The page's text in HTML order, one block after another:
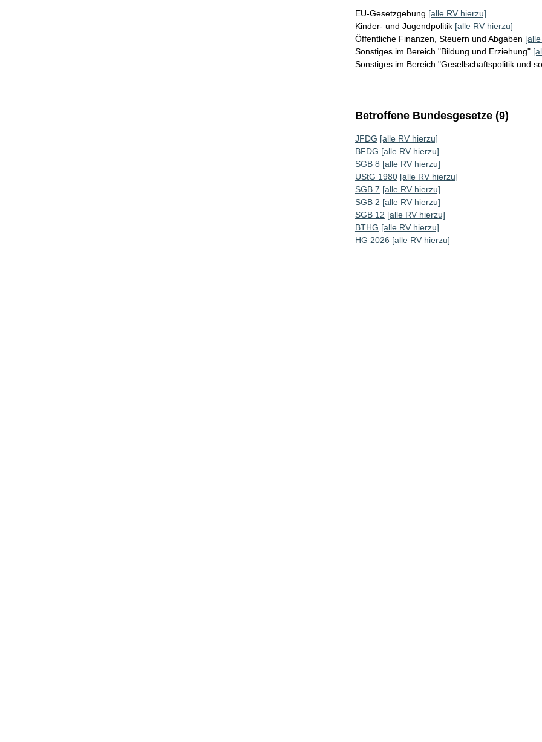
EU-Gesetzgebung [alle RV hierzu]
Kinder- und Jugendpolitik [alle RV hierzu]
Öffentliche Finanzen, Steuern und Abgaben
Sonstiges im Bereich "Bildung und Erziehung"
Sonstiges im Bereich "Gesellschaftspolitik und
Betroffene Bundesgesetze (9)
JFDG [alle RV hierzu]
BFDG [alle RV hierzu]
SGB 8 [alle RV hierzu]
UStG 1980 [alle RV hierzu]
SGB 7 [alle RV hierzu]
SGB 2 [alle RV hierzu]
SGB 12 [alle RV hierzu]
BTHG [alle RV hierzu]
HG 2026 [alle RV hierzu]